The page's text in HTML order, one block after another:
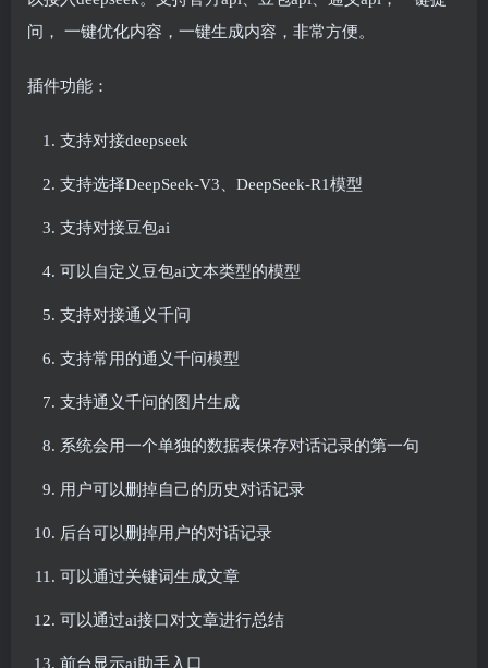
问， 一键优化内容，一键生成内容，非常方便。
插件功能：
支持对接deepseek
支持选择DeepSeek-V3、DeepSeek-R1模型
支持对接豆包ai
可以自定义豆包ai文本类型的模型
支持对接通义千问
支持常用的通义千问模型
支持通义千问的图片生成
系统会用一个单独的数据表保存对话记录的第一句
用户可以删掉自己的历史对话记录
后台可以删掉用户的对话记录
可以通过关键词生成文章
可以通过ai接口对文章进行总结
前台显示ai助手入口